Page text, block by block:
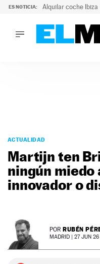
ES NOTICIA: Alquilar coche Ibiza
PODCAST
MOTOS
TECNOLOGÍA
SUPERCOCHES
SERVICIOS
NEWSLETTER
ACTUALIDAD
Martijn ten
ningún
innovador o
POR RUBÉN
MADRID | 27 JUN